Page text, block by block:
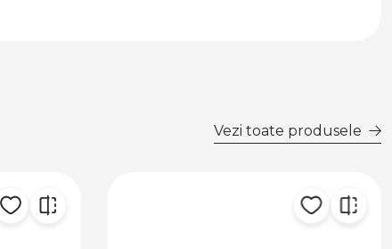
Vezi toate produsele